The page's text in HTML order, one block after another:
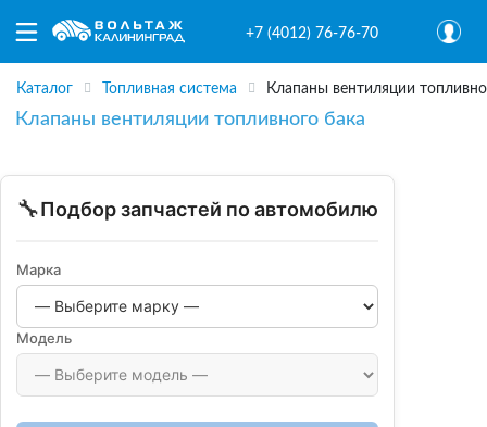
+7 (4012) 76-76-70
Каталог Топливная система Клапаны вентиляции
Клапаны вентиляции топливного бака
🔧Подбор запчастей по автомобилю
Марка
Модель